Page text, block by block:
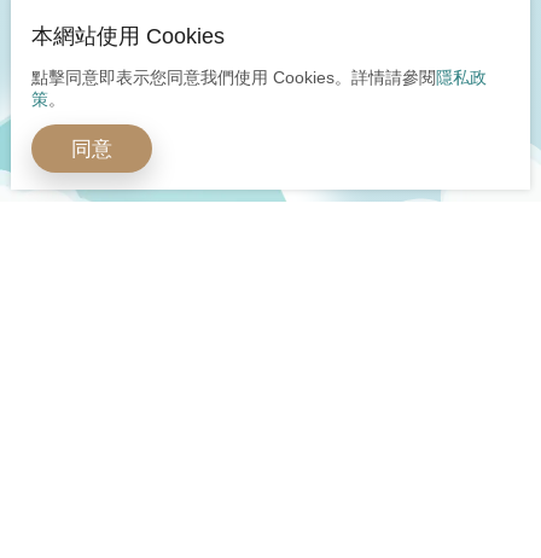
本網站使用 Cookies
點擊同意即表示您同意我們使用 Cookies。詳情請參閱隱私政
策。
同意